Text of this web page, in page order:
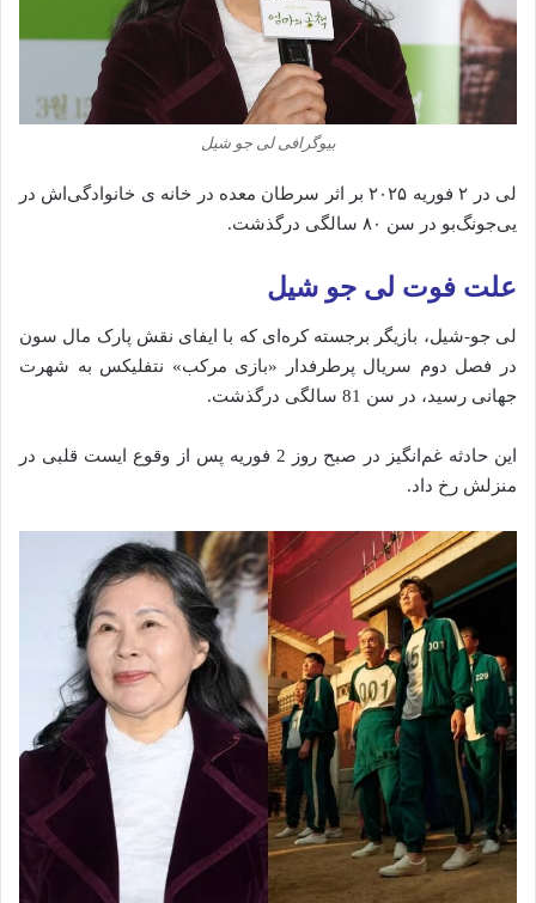
بیوگرافی لی جو شیل
لی در ۲ فوریه ۲۰۲۵ بر اثر سرطان معده در خانه ی خانوادگی‌اش در
یی‌جونگ‌بو در سن ۸۰ سالگی درگذشت.
علت فوت لی جو شیل
لی جو-شیل، بازیگر برجسته کره‌ای که با ایفای نقش پارک مال سون
در فصل دوم سریال پرطرفدار «بازی مرکب» نتفلیکس به شهرت
جهانی رسید، در سن 81 سالگی درگذشت.
این حادثه غم‌انگیز در صبح روز 2 فوریه پس از وقوع ایست قلبی در
منزلش رخ داد.